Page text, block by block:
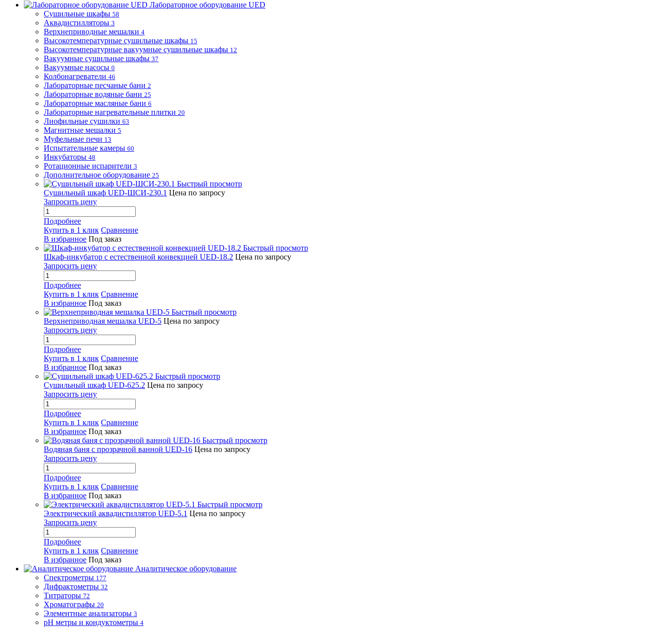
Лабораторное оборудование UED
Сушильные шкафы 58
Аквадистилляторы 3
Верхнеприводные мешалки 4
Высокотемпературные сушильные шкафы 15
Высокотемпературные вакуумные сушильные шкафы 12
Вакуумные сушильные шкафы 37
Вакуумные насосы 0
Колбонагреватели 46
Лабораторные песчаные бани 2
Лабораторные водяные бани 25
Лабораторные масляные бани 6
Лабораторные нагревательные плитки 20
Лиофильные сушилки 63
Магнитные мешалки 5
Муфельные печи 13
Испытательные камеры 60
Инкубаторы 48
Ротационные испарители 3
Дополнительное оборудование 25
Быстрый просмотр
Сушильный шкаф UED-ШСИ-230.1 Цена по запросу
Запросить цену
Подробнее
Купить в 1 клик Сравнение
В избранное Под заказ
Быстрый просмотр
Шкаф-инкубатор с естественной конвекцией UED-18.2 Цена по запросу
Запросить цену
Подробнее
Купить в 1 клик Сравнение
В избранное Под заказ
Быстрый просмотр
Верхнеприводная мешалка UED-5 Цена по запросу
Запросить цену
Подробнее
Купить в 1 клик Сравнение
В избранное Под заказ
Быстрый просмотр
Сушильный шкаф UED-625.2 Цена по запросу
Запросить цену
Подробнее
Купить в 1 клик Сравнение
В избранное Под заказ
Быстрый просмотр
Водяная баня с прозрачной ванной UED-16 Цена по запросу
Запросить цену
Подробнее
Купить в 1 клик Сравнение
В избранное Под заказ
Быстрый просмотр
Электрический аквадистиллятор UED-5.1 Цена по запросу
Запросить цену
Подробнее
Купить в 1 клик Сравнение
В избранное Под заказ
Аналитическое оборудование
Спектрометры 177
Дифрактометры 32
Титраторы 72
Хроматографы 20
Элементные анализаторы 3
pH метры и кондуктометры 4